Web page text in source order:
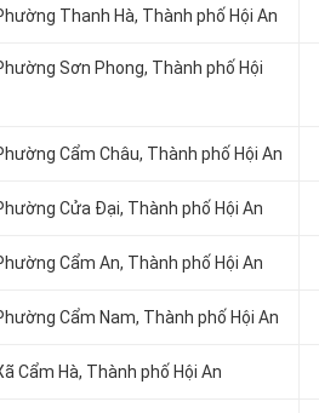
Thanh Hà, Thành phố Hội An
Sơn Phong, Thành phố Hội
Cẩm Châu, Thành phố Hội An
Cửa Đại, Thành phố Hội An
Cẩm An, Thành phố Hội An
Cẩm Nam, Thành phố Hội An
Cẩm Hà, Thành phố Hội An